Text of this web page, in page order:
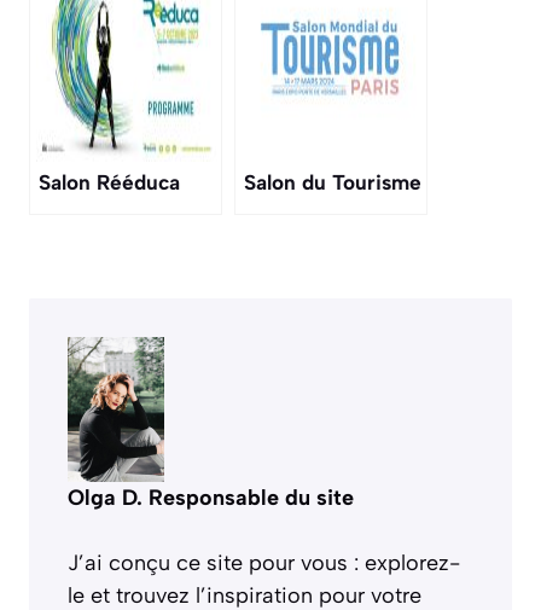
Salon Rééduca Salon du Tourisme
Olga D. Responsable du site
J’ai conçu ce site pour vous : explorez-
le et trouvez l’inspiration pour votre